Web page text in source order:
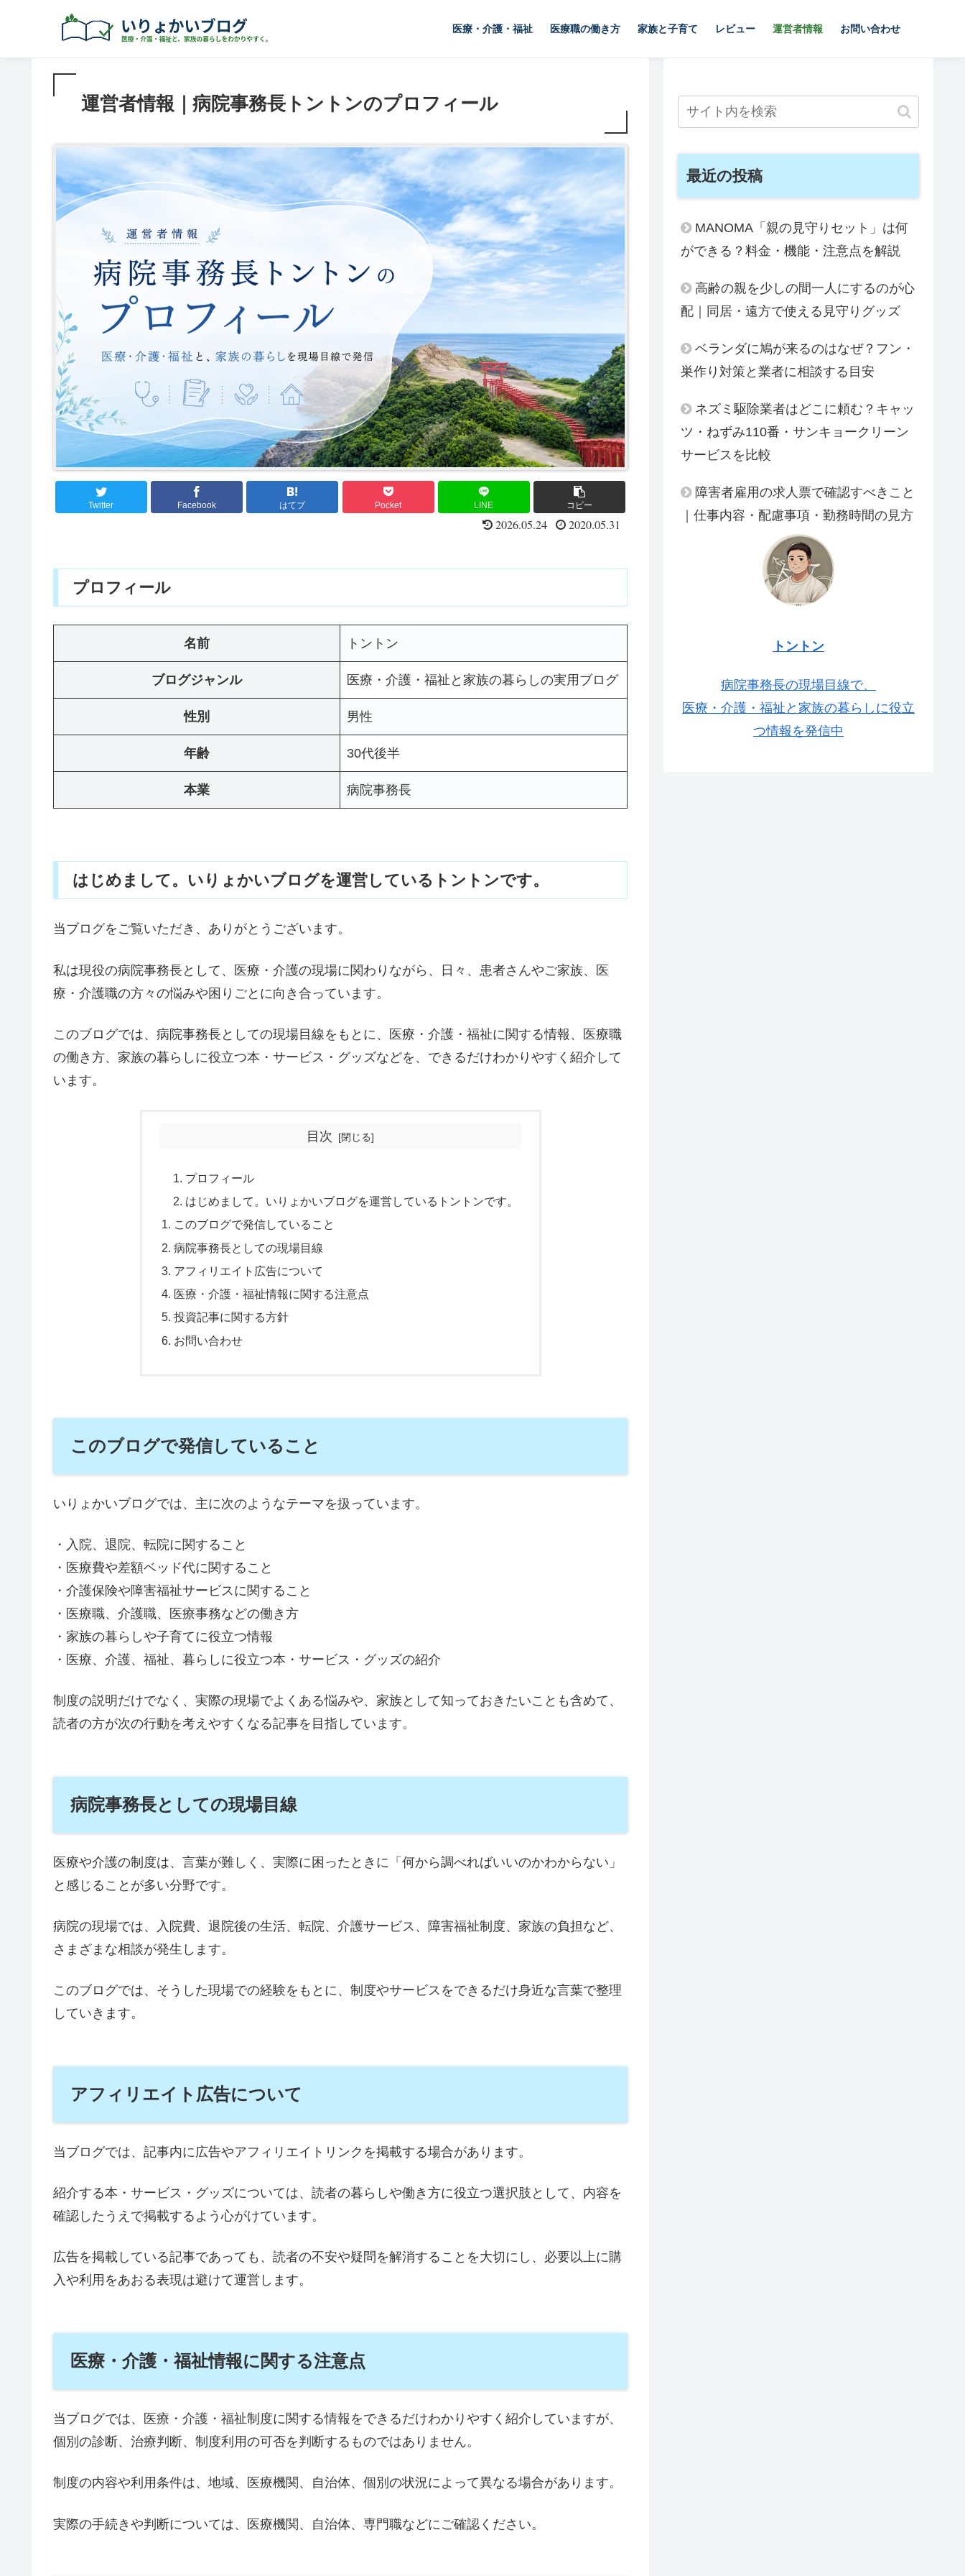
医療・介護・福祉 医療職の働き方 家族と子育て レビュー 運営者情報 お問い合わせ
運営者情報｜病院事務長トントンのプロフィール
Twitter Facebook はてブ Pocket LINE コピー
2026.05.24 2020.05.31
プロフィール
名前 トントン
ブログジャンル 医療・介護・福祉と家族の暮らしの実用ブログ
性別 男性
年齢 30代後半
本業 病院事務長
はじめまして。いりょかいブログを運営しているトントンです。
当ブログをご覧いただき、ありがとうございます。
私は現役の病院事務長として、医療・介護の現場に関わりながら、日々、患者さんやご家族、医
療・介護職の方々の悩みや困りごとに向き合っています。
このブログでは、病院事務長としての現場目線をもとに、医療・介護・福祉に関する情報、医療職
の働き方、家族の暮らしに役立つ本・サービス・グッズなどを、できるだけわかりやすく紹介して
います。
目次
プロフィール
はじめまして。いりょかいブログを運営しているトントンです。
このブログで発信していること
病院事務長としての現場目線
アフィリエイト広告について
医療・介護・福祉情報に関する注意点
投資記事に関する方針
お問い合わせ
このブログで発信していること
いりょかいブログでは、主に次のようなテーマを扱っています。
・入院、退院、転院に関すること
・医療費や差額ベッド代に関すること
・介護保険や障害福祉サービスに関すること
・医療職、介護職、医療事務などの働き方
・家族の暮らしや子育てに役立つ情報
・医療、介護、福祉、暮らしに役立つ本・サービス・グッズの紹介
制度の説明だけでなく、実際の現場でよくある悩みや、家族として知っておきたいことも含めて、
読者の方が次の行動を考えやすくなる記事を目指しています。
病院事務長としての現場目線
医療や介護の制度は、言葉が難しく、実際に困ったときに「何から調べればいいのかわからない」
と感じることが多い分野です。
病院の現場では、入院費、退院後の生活、転院、介護サービス、障害福祉制度、家族の負担など、
さまざまな相談が発生します。
このブログでは、そうした現場での経験をもとに、制度やサービスをできるだけ身近な言葉で整理
していきます。
アフィリエイト広告について
当ブログでは、記事内に広告やアフィリエイトリンクを掲載する場合があります。
紹介する本・サービス・グッズについては、読者の暮らしや働き方に役立つ選択肢として、内容を
確認したうえで掲載するよう心がけています。
広告を掲載している記事であっても、読者の不安や疑問を解消することを大切にし、必要以上に購
入や利用をあおる表現は避けて運営します。
医療・介護・福祉情報に関する注意点
当ブログでは、医療・介護・福祉制度に関する情報をできるだけわかりやすく紹介していますが、
個別の診断、治療判断、制度利用の可否を判断するものではありません。
制度の内容や利用条件は、地域、医療機関、自治体、個別の状況によって異なる場合があります。
実際の手続きや判断については、医療機関、自治体、専門職などにご確認ください。
最近の投稿
MANOMA「親の見守りセット」は何
ができる？料金・機能・注意点を解説
高齢の親を少しの間一人にするのが心
配｜同居・遠方で使える見守りグッズ
ベランダに鳩が来るのはなぜ？フン・
巣作り対策と業者に相談する目安
ネズミ駆除業者はどこに頼む？キャッ
ツ・ねずみ110番・サンキョークリーン
サービスを比較
障害者雇用の求人票で確認すべきこと
｜仕事内容・配慮事項・勤務時間の見方
トントン
病院事務長の現場目線で、
医療・介護・福祉と家族の暮らしに役立
つ情報を発信中